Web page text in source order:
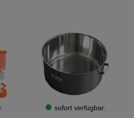
sofort verfügbar.